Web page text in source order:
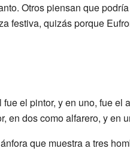
Otros piensan que
festiva, quizás porque
el pintor, y en uno, fue el
en dos como alfarero, y en
que muestra a tres